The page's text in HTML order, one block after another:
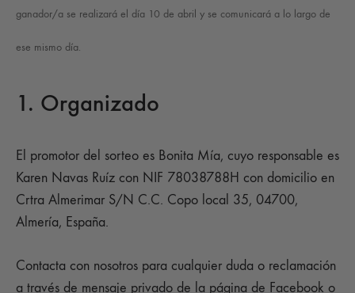
ganador/a se realizará el día 10 de abril y se comunicará a lo largo de
ese mismo día.
1. Organizado
El promotor del sorteo es Bonita Mía, cuyo responsable es
Karen Navas Ruíz con NIF 78038788H con domicilio en
Crtra Almerimar S/N C.C. Copo local 35, 04700,
Almería, España.
Contacta con nosotros para cualquier duda o reclamación
a través de mensaje privado de la página de Facebook o